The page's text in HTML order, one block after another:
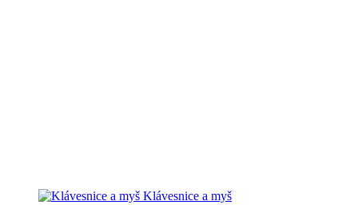
Klávesnice a myš